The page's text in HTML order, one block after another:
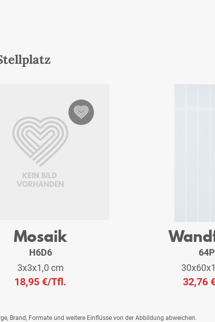
Mosaik
H6D6
3x3x1,0 cm
18,95 €/Tfl. 32,76
Brand, Formate und weitere Einflüsse von der Abbildung abweichen.